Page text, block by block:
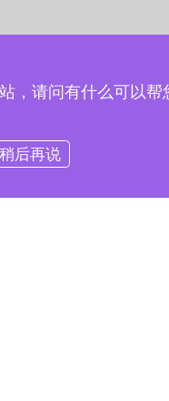
，请问有什么可以帮
稍后再说